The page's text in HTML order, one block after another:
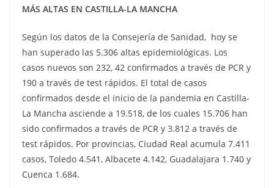
MÁS ALTAS EN CASTILLA-LA MANCHA
Según los datos de la Consejería de Sanidad, hoy se
han superado las 5.306 altas epidemiológicas. Los
casos nuevos son 232, 42 confirmados a través de PCR y
190 a través de test rápidos. El total de casos
confirmados desde el inicio de la pandemia en Castilla-
La Mancha asciende a 19.518, de los cuales 15.706 han
sido confirmados a través de PCR y 3.812 a través de
test rápidos. Por provincias, Ciudad Real acumula 7.411
casos, Toledo 4.541, Albacete 4.142, Guadalajara 1.740 y
Cuenca 1.684.